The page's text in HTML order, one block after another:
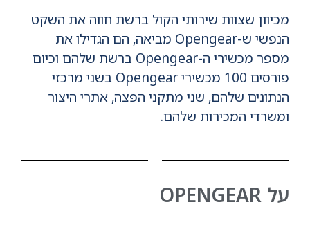
מכיוון שצוות שירותי הקול ברשת חווה את השקט
הנפשי ש-Opengear מביאה, הם הגדילו את
מספר מכשירי ה-Opengear ברשת שלהם וכיום
פורסים 100 מכשירי Opengear בשני מרכזי
הנתונים שלהם, שני מתקני הפצה, אתרי היצור
ומשרדי המכירות שלהם.
על OPENGEAR